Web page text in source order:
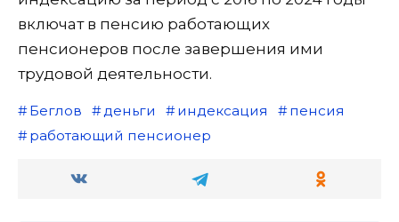
включат в пенсию работающих
пенсионеров после завершения ими
трудовой деятельности.
Беглов деньги индексация
пенсия
работающий пенсионер